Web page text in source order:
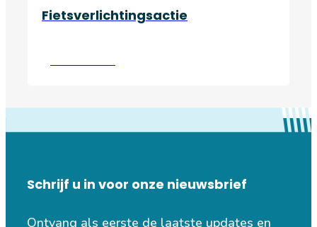
Fietsverlichtingsactie
Lees verder
Schrijf u in voor onze nieuwsbrief
Ontvang als eerste de laatste updates en